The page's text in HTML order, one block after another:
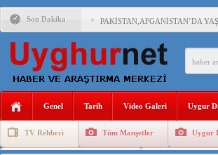
Son Dakika PAKİSTAN,AFGANİSTAN’DA
ÇİN’İN DOĞU
DİYANET AKADEMİSİ
Genel Tarih Video Galeri Uygur
TV Rehberi Tüm Manşetler Uygur